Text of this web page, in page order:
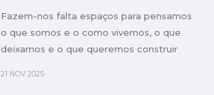
Fazem-nos falta espaços para pensamos
o que somos e o como vivemos, o que
deixamos e o que queremos construir
21 NOV 2025